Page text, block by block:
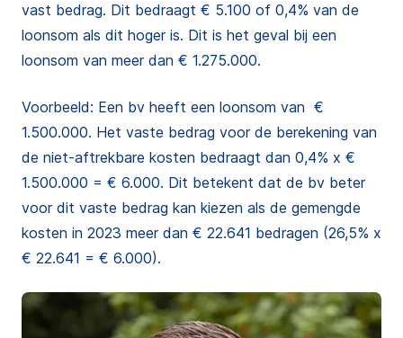
vast bedrag. Dit bedraagt € 5.100 of 0,4% van de
loonsom als dit hoger is. Dit is het geval bij een
loonsom van meer dan € 1.275.000.
Voorbeeld: Een bv heeft een loonsom van €
1.500.000. Het vaste bedrag voor de berekening van
de niet-aftrekbare kosten bedraagt dan 0,4% x €
1.500.000 = € 6.000. Dit betekent dat de bv beter
voor dit vaste bedrag kan kiezen als de gemengde
kosten in 2023 meer dan € 22.641 bedragen (26,5% x
€ 22.641 = € 6.000).